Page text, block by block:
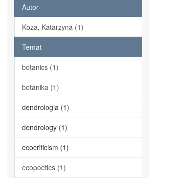
Autor
Koza, Katarzyna (1)
Temat
botanics (1)
botanika (1)
dendrologia (1)
dendrology (1)
ecocriticism (1)
ecopoetics (1)